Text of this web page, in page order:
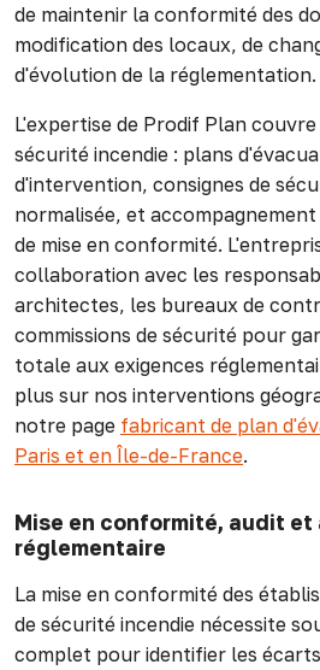
de maintenir la conformité des
modification des locaux, de
d'évolution de la réglementation.
L'expertise de Prodif Plan
sécurité incendie : plans
d'intervention, consignes de
normalisée, et
de mise en conformité.
collaboration avec les
architectes, les bureaux de
commissions de sécurité pour
totale aux exigences
plus sur nos interventions
notre page fabricant de plan
Paris et en Île-de-France.
Mise en conformité, audit et
réglementaire
La mise en conformité des
de sécurité incendie nécessite
complet pour identifier les